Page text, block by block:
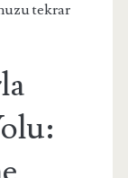
tekrar